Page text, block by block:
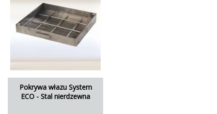
Pokrywa włazu System
ECO - Stal nierdzewna